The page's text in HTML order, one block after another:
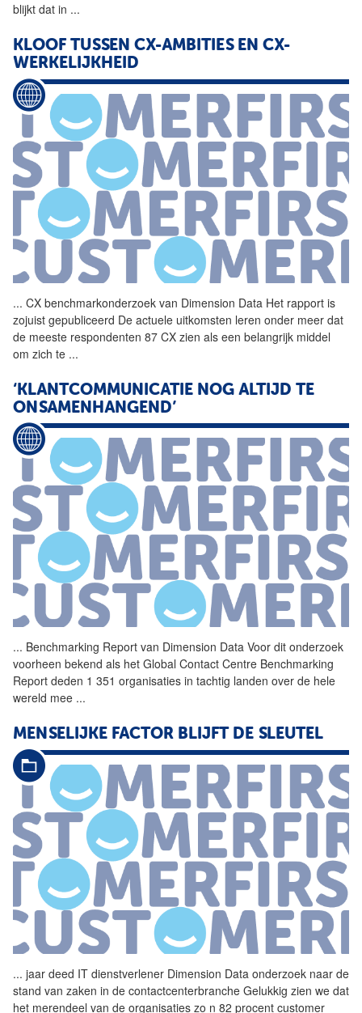
blijkt dat in ...
KLOOF TUSSEN CX-AMBITIES EN CX-
WERKELIJKHEID
... CX benchmarkonderzoek van Dimension Data Het rapport is
zojuist gepubliceerd De actuele uitkomsten leren onder meer dat
de meeste respondenten 87 CX zien als een belangrijk middel
om zich te ...
‘KLANTCOMMUNICATIE NOG ALTIJD TE
ONSAMENHANGEND’
... Benchmarking Report van Dimension Data Voor dit onderzoek
voorheen bekend als het Global Contact Centre Benchmarking
Report deden 1 351 organisaties in tachtig landen over de hele
wereld mee ...
MENSELIJKE FACTOR BLIJFT DE SLEUTEL
... jaar deed IT dienstverlener Dimension Data onderzoek naar de
stand van zaken in de contactcenterbranche Gelukkig zien we dat
het merendeel van de organisaties zo n 82 procent customer